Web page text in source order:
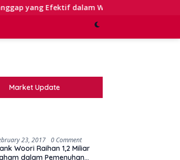
dalam Waktu Keterbatasan
Market Update
23, 2017 0 Comment
Woori Raihan 1,2 Miliar
dalam Pemenuhan